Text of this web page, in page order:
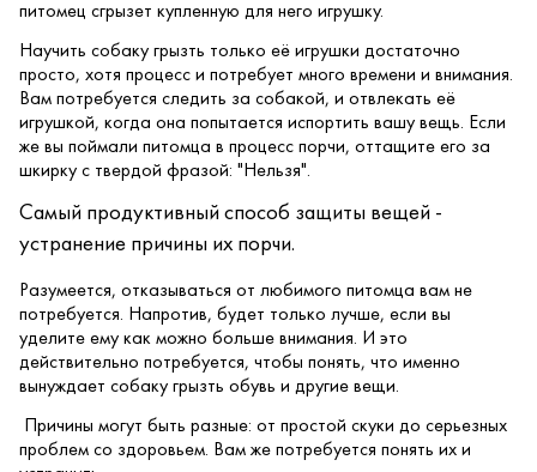
питомец сгрызет купленную для него игрушку.
Научить собаку грызть только её игрушки достаточно
просто, хотя процесс и потребует много времени и внимания.
Вам потребуется следить за собакой, и отвлекать её
игрушкой, когда она попытается испортить вашу вещь. Если
же вы поймали питомца в процесс порчи, оттащите его за
шкирку с твердой фразой: "Нельзя".
Самый продуктивный способ защиты вещей -
устранение причины их порчи.
Разумеется, отказываться от любимого питомца вам не
потребуется. Напротив, будет только лучше, если вы
уделите ему как можно больше внимания. И это
действительно потребуется, чтобы понять, что именно
вынуждает собаку грызть обувь и другие вещи.
Причины могут быть разные: от простой скуки до серьезных
проблем со здоровьем. Вам же потребуется понять их и